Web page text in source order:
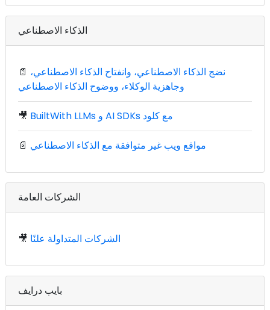
الذكاء الاصطناعي
📄 نضج الذكاء الاصطناعي، وانفتاح الذكاء الاصطناعي،
وجاهزية الوكلاء، ووضوح الذكاء الاصطناعي
🎥 BuiltWith LLMs و AI SDKs مع كلود
📄 مواقع ويب غير متوافقة مع الذكاء الاصطناعي
الشركات العامة
🎥 الشركات المتداولة علنًا
بايب درايف